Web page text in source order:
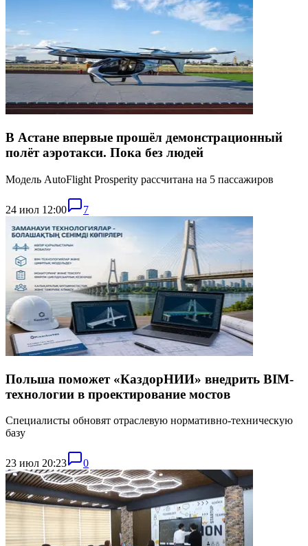
В Астане впервые прошёл демонстрационный
полёт аэротакси. Пока без людей
Модель AutoFlight Prosperity рассчитана на 5 пассажиров
24 июл 12:00 7
Польша поможет «КаздорНИИ» внедрить BIM-
технологии в проектирование мостов
Специалисты обновят отраслевую нормативно-техническую
базу
23 июл 20:23 0